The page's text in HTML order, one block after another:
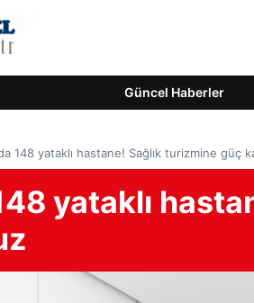
Güncel Haberler
148 yataklı hastane! Sağlık turizmine güç
yataklı